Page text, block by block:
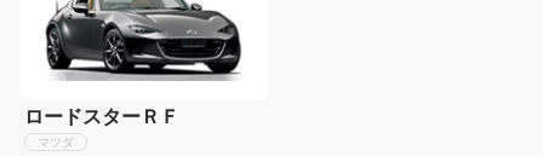
ロードスターＲＦ
マツダ